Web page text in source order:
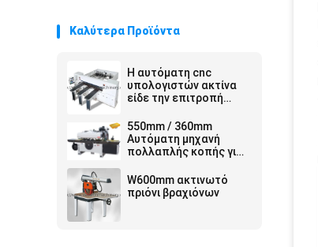
Καλύτερα Προϊόντα
Η αυτόματη cnc
υπολογιστών ακτίνα
είδε την επιτροπή
εναλλάσσοντας πριόνι
κοπής ακτίνων
550mm / 360mm
Αυτόματη μηχανή
πολλαπλής κοπής για
μασίφ ξύλου
W600mm ακτινωτό
πριόνι βραχιόνων